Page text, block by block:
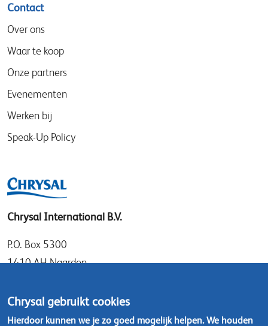
Contact
Over ons
Waar te koop
Onze partners
Evenementen
Werken bij
Speak-Up Policy
Chrysal International B.V.
P.O. Box 5300
1410 AH Naarden
1411 DD Naarden
Nederland
Chrysal gebruikt cookies
Hierdoor kunnen we je zo goed mogelijk helpen. We houden